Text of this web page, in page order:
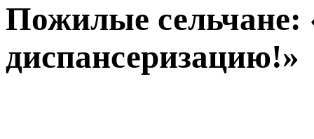
Пожилые сельчане:
диспансеризацию!»